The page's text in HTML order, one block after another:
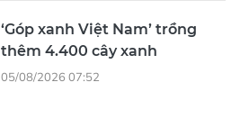
‘Góp xanh Việt Nam’ trồng
thêm 4.400 cây xanh
05/08/2026 07:52